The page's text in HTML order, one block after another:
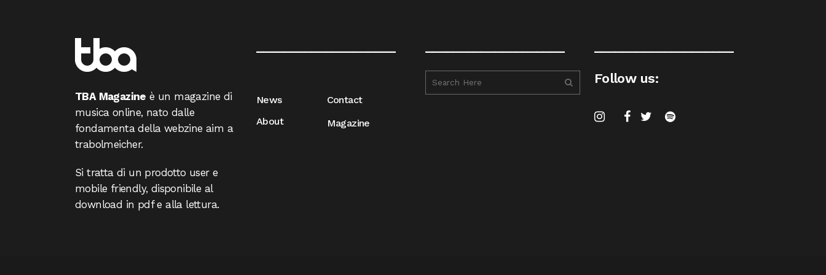
TBA Magazine è un magazine di
musica online, nato dalle
fondamenta della webzine aim a
trabolmeicher.
Si tratta di un prodotto user e
mobile friendly, disponibile al
download in pdf e alla lettura.
News
About
Contact
Magazine
Follow us: